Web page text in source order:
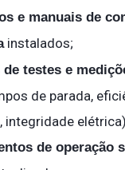
e manuais de
instalados;
testes e
de parada,
integridade
de operação